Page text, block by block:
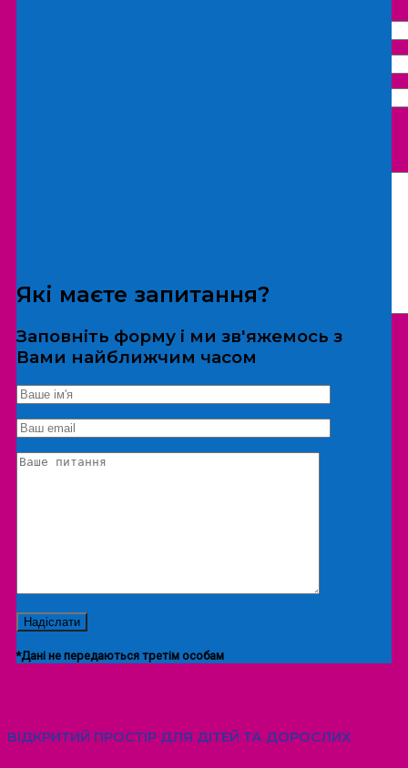
Екскурсія/локація
Які маєте запитання?
Заповніть форму і ми зв'яжемось з
Вами найближчим часом
*Дані не передаються третім особам
ВІДКРИТИЙ ПРОСТІР ДЛЯ ДІТЕЙ ТА ДОРОСЛИХ